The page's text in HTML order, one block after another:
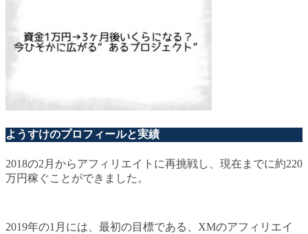
ようすけのプロフィールと実績
2018の2月からアフィリエイトに再挑戦し、現在までに約220
万円稼ぐことができました。
2019年の1月には、最初の目標である、XMのアフィリエイ